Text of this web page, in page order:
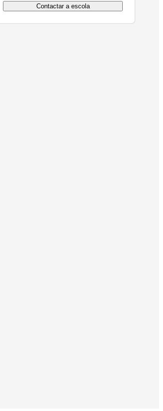
Contactar a escola